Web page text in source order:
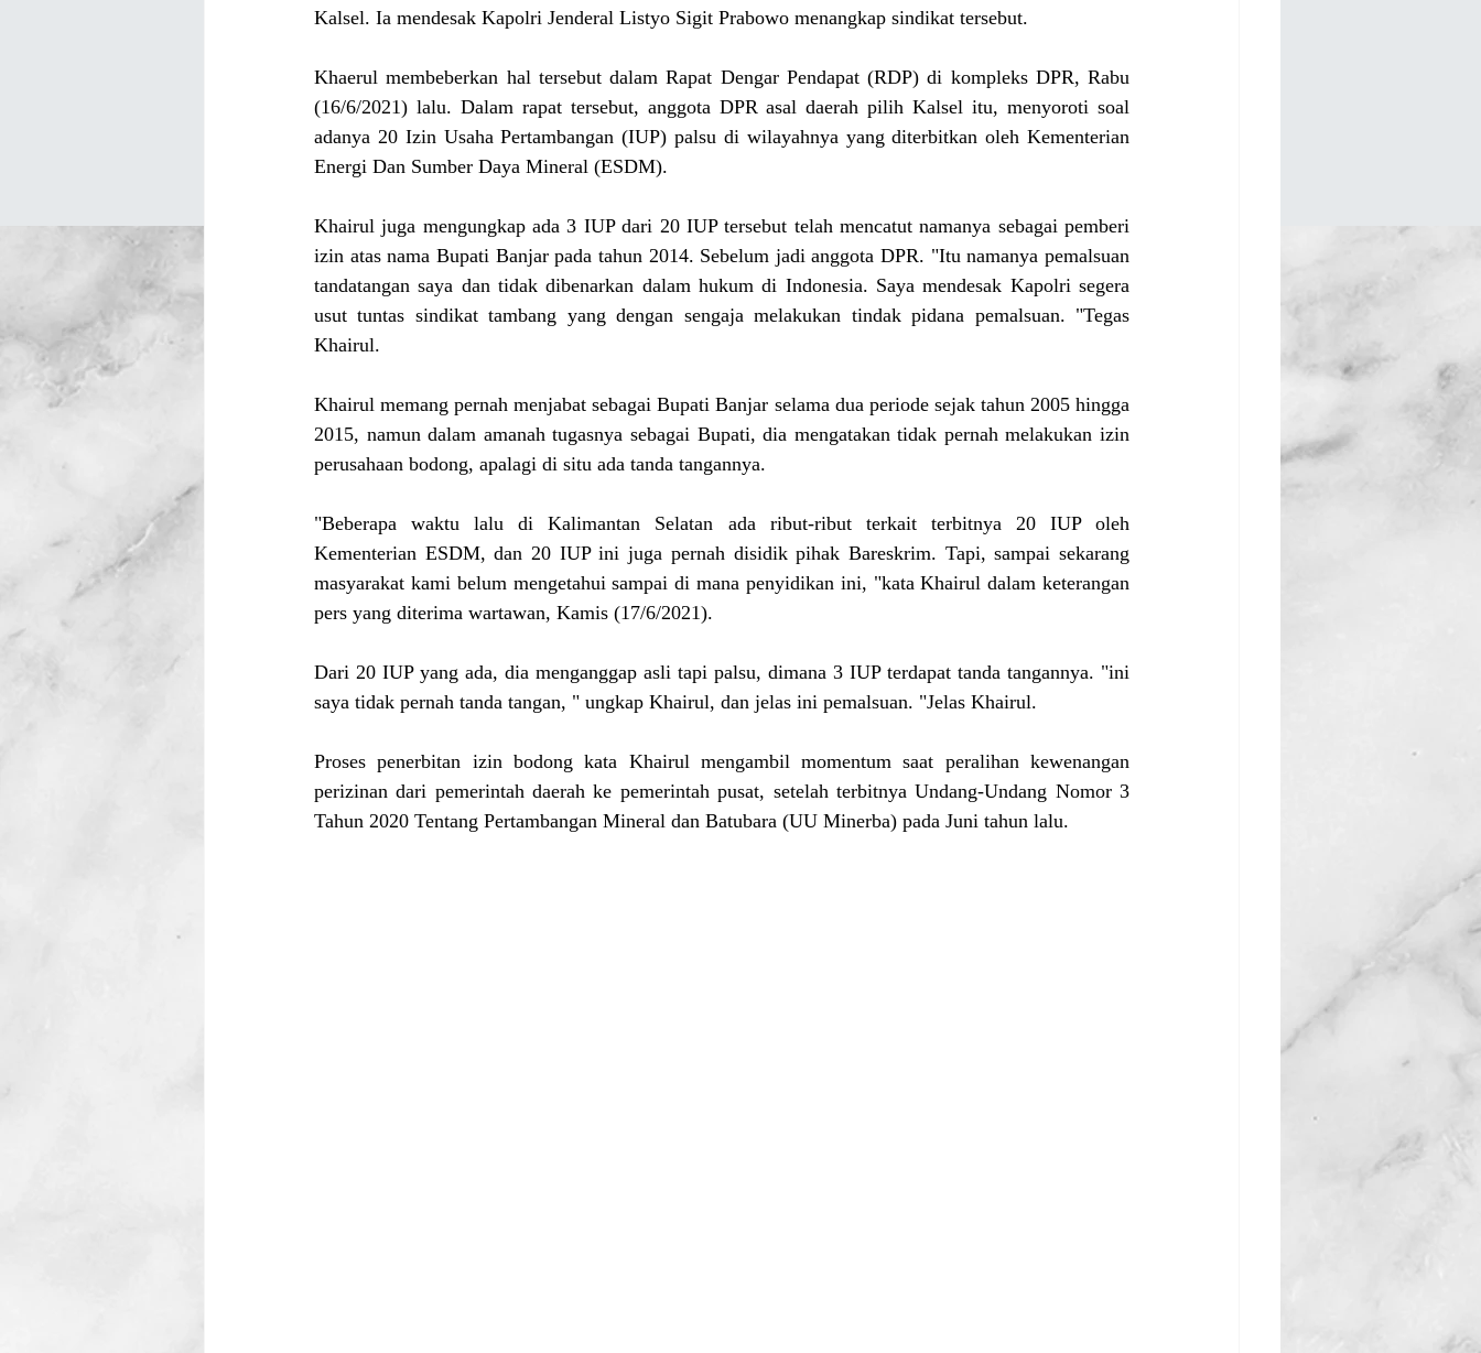
Kalsel. Ia mendesak Kapolri Jenderal Listyo Sigit Prabowo menangkap sindikat tersebut.
Khaerul membeberkan hal tersebut dalam Rapat Dengar Pendapat (RDP) di kompleks DPR, Rabu
(16/6/2021) lalu. Dalam rapat tersebut, anggota DPR asal daerah pilih Kalsel itu, menyoroti soal
adanya 20 Izin Usaha Pertambangan (IUP) palsu di wilayahnya yang diterbitkan oleh Kementerian
Energi Dan Sumber Daya Mineral (ESDM).
Khairul juga mengungkap ada 3 IUP dari 20 IUP tersebut telah mencatut namanya sebagai pemberi
izin atas nama Bupati Banjar pada tahun 2014. Sebelum jadi anggota DPR. "Itu namanya pemalsuan
tandatangan saya dan tidak dibenarkan dalam hukum di Indonesia. Saya mendesak Kapolri segera
usut tuntas sindikat tambang yang dengan sengaja melakukan tindak pidana pemalsuan. "Tegas
Khairul.
Khairul memang pernah menjabat sebagai Bupati Banjar selama dua periode sejak tahun 2005 hingga
2015, namun dalam amanah tugasnya sebagai Bupati, dia mengatakan tidak pernah melakukan izin
perusahaan bodong, apalagi di situ ada tanda tangannya.
"Beberapa waktu lalu di Kalimantan Selatan ada ribut-ribut terkait terbitnya 20 IUP oleh
Kementerian ESDM, dan 20 IUP ini juga pernah disidik pihak Bareskrim. Tapi, sampai sekarang
masyarakat kami belum mengetahui sampai di mana penyidikan ini, "kata Khairul dalam keterangan
pers yang diterima wartawan, Kamis (17/6/2021).
Dari 20 IUP yang ada, dia menganggap asli tapi palsu, dimana 3 IUP terdapat tanda tangannya. "ini
saya tidak pernah tanda tangan, " ungkap Khairul, dan jelas ini pemalsuan. "Jelas Khairul.
Proses penerbitan izin bodong kata Khairul mengambil momentum saat peralihan kewenangan
perizinan dari pemerintah daerah ke pemerintah pusat, setelah terbitnya Undang-Undang Nomor 3
Tahun 2020 Tentang Pertambangan Mineral dan Batubara (UU Minerba) pada Juni tahun lalu.